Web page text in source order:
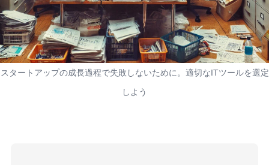
スタートアップの成長過程で失敗しないために。適切なITツールを選定
しよう